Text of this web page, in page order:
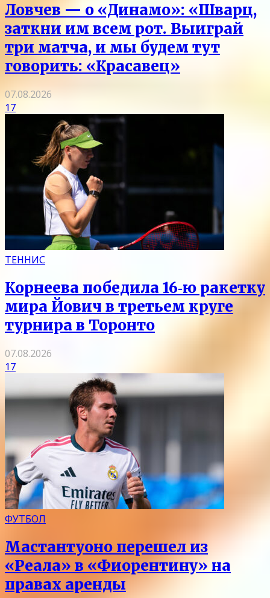
Ловчев — о «Динамо»: «Шварц,
заткни им всем рот. Выиграй
три матча, и мы будем тут
говорить: «Красавец»
07.08.2026
17
ТЕННИС
Корнеева победила 16‑ю ракетку
мира Йович в третьем круге
турнира в Торонто
07.08.2026
17
ФУТБОЛ
Мастантуоно перешел из
«Реала» в «Фиорентину» на
правах аренды